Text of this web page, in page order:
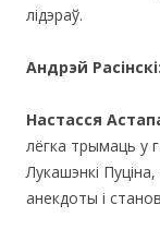
лiдэраў.
Андрэй Расінскі:
Настасся
лёгка трымаць у
Лукашэнкі
анекдоты і